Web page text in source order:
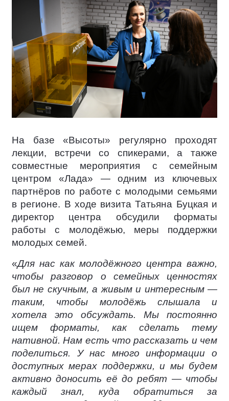
На базе «Высоты» регулярно проходят
лекции, встречи со спикерами, а также
совместные мероприятия с семейным
центром «Лада» — одним из ключевых
партнёров по работе с молодыми семьями
в регионе. В ходе визита Татьяна Буцкая и
директор центра обсудили форматы
работы с молодёжью, меры поддержки
молодых семей.
«Для нас как молодёжного центра важно,
чтобы разговор о семейных ценностях
был не скучным, а живым и интересным —
таким, чтобы молодёжь слышала и
хотела это обсуждать. Мы постоянно
ищем форматы, как сделать тему
нативной. Нам есть что рассказать и чем
поделиться. У нас много информации о
доступных мерах поддержки, и мы будем
активно доносить её до ребят — чтобы
каждый знал, куда обратиться за